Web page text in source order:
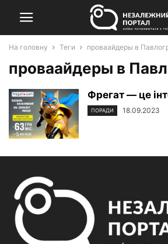
На головну Теги проваайдеры в
проваайдеры в
Фрегат — це
ПОРАДИ 18.09.2023